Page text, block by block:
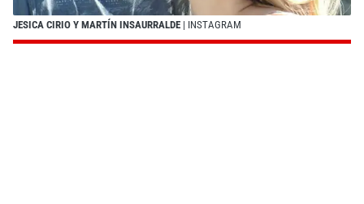
JESICA CIRIO Y MARTÍN INSAURRALDE | INSTAGRAM